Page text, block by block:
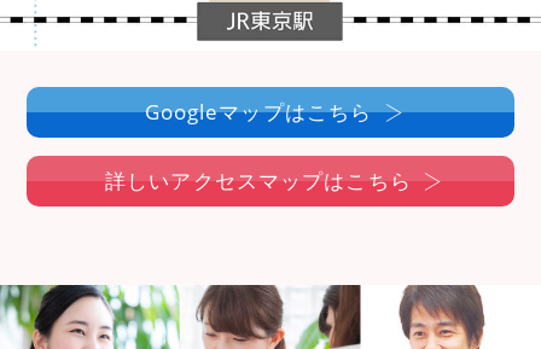
Googleマップはこちら
詳しいアクセスマップはこちら